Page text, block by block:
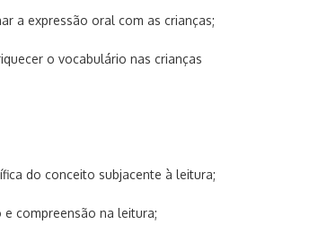
a expressão oral com as crianças;
o vocabulário nas crianças
do conceito subjacente à leitura;
e compreensão na leitura;